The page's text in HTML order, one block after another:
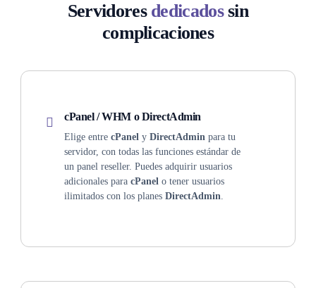
Servidores dedicados sin
complicaciones
cPanel / WHM o DirectAdmin
Elige entrecPanel yDirectAdmin para tu
servidor, con todas las funciones estándar de
un panel reseller. Puedes adquirir usuarios
adicionales paracPanel o tener usuarios
ilimitados con los planesDirectAdmin